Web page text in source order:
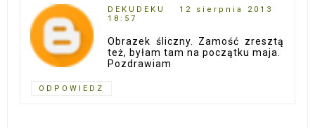
DEKUDEKU
12 sierpnia 2013
18:57
Obrazek śliczny. Zamość zresztą
też, byłam tam na początku maja.
Pozdrawiam
ODPOWIEDZ